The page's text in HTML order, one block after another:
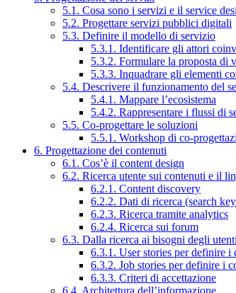
5.1. Cosa sono i servizi e il service
5.2. Progettare servizi pubblici digitali
5.3. Definire il modello di servizio
5.3.1. Identificare gli attori
5.3.2. Formulare la proposta di
5.3.3. Inquadrare gli elementi
5.4. Descrivere il funzionamento del
5.4.1. Mappare l’ecosistema
5.4.2. Rappresentare i flussi di
5.5. Co-progettare le soluzioni
5.5.1. Workshop di co-
6. Progettazione dei contenuti
6.1. Cos’è il content design
6.2. Ricerca utente sui contenuti e il
6.2.1. Content discovery
6.2.2. Dati di ricerca (search
6.2.3. Ricerca tramite analytics
6.2.4. Ricerca sui forum
6.3. Dalla ricerca ai bisogni degli utenti
6.3.1. User stories per definire i
6.3.2. Job stories per definire i
6.3.3. Criteri di accettazione
6.4. Architettura dell’informazione